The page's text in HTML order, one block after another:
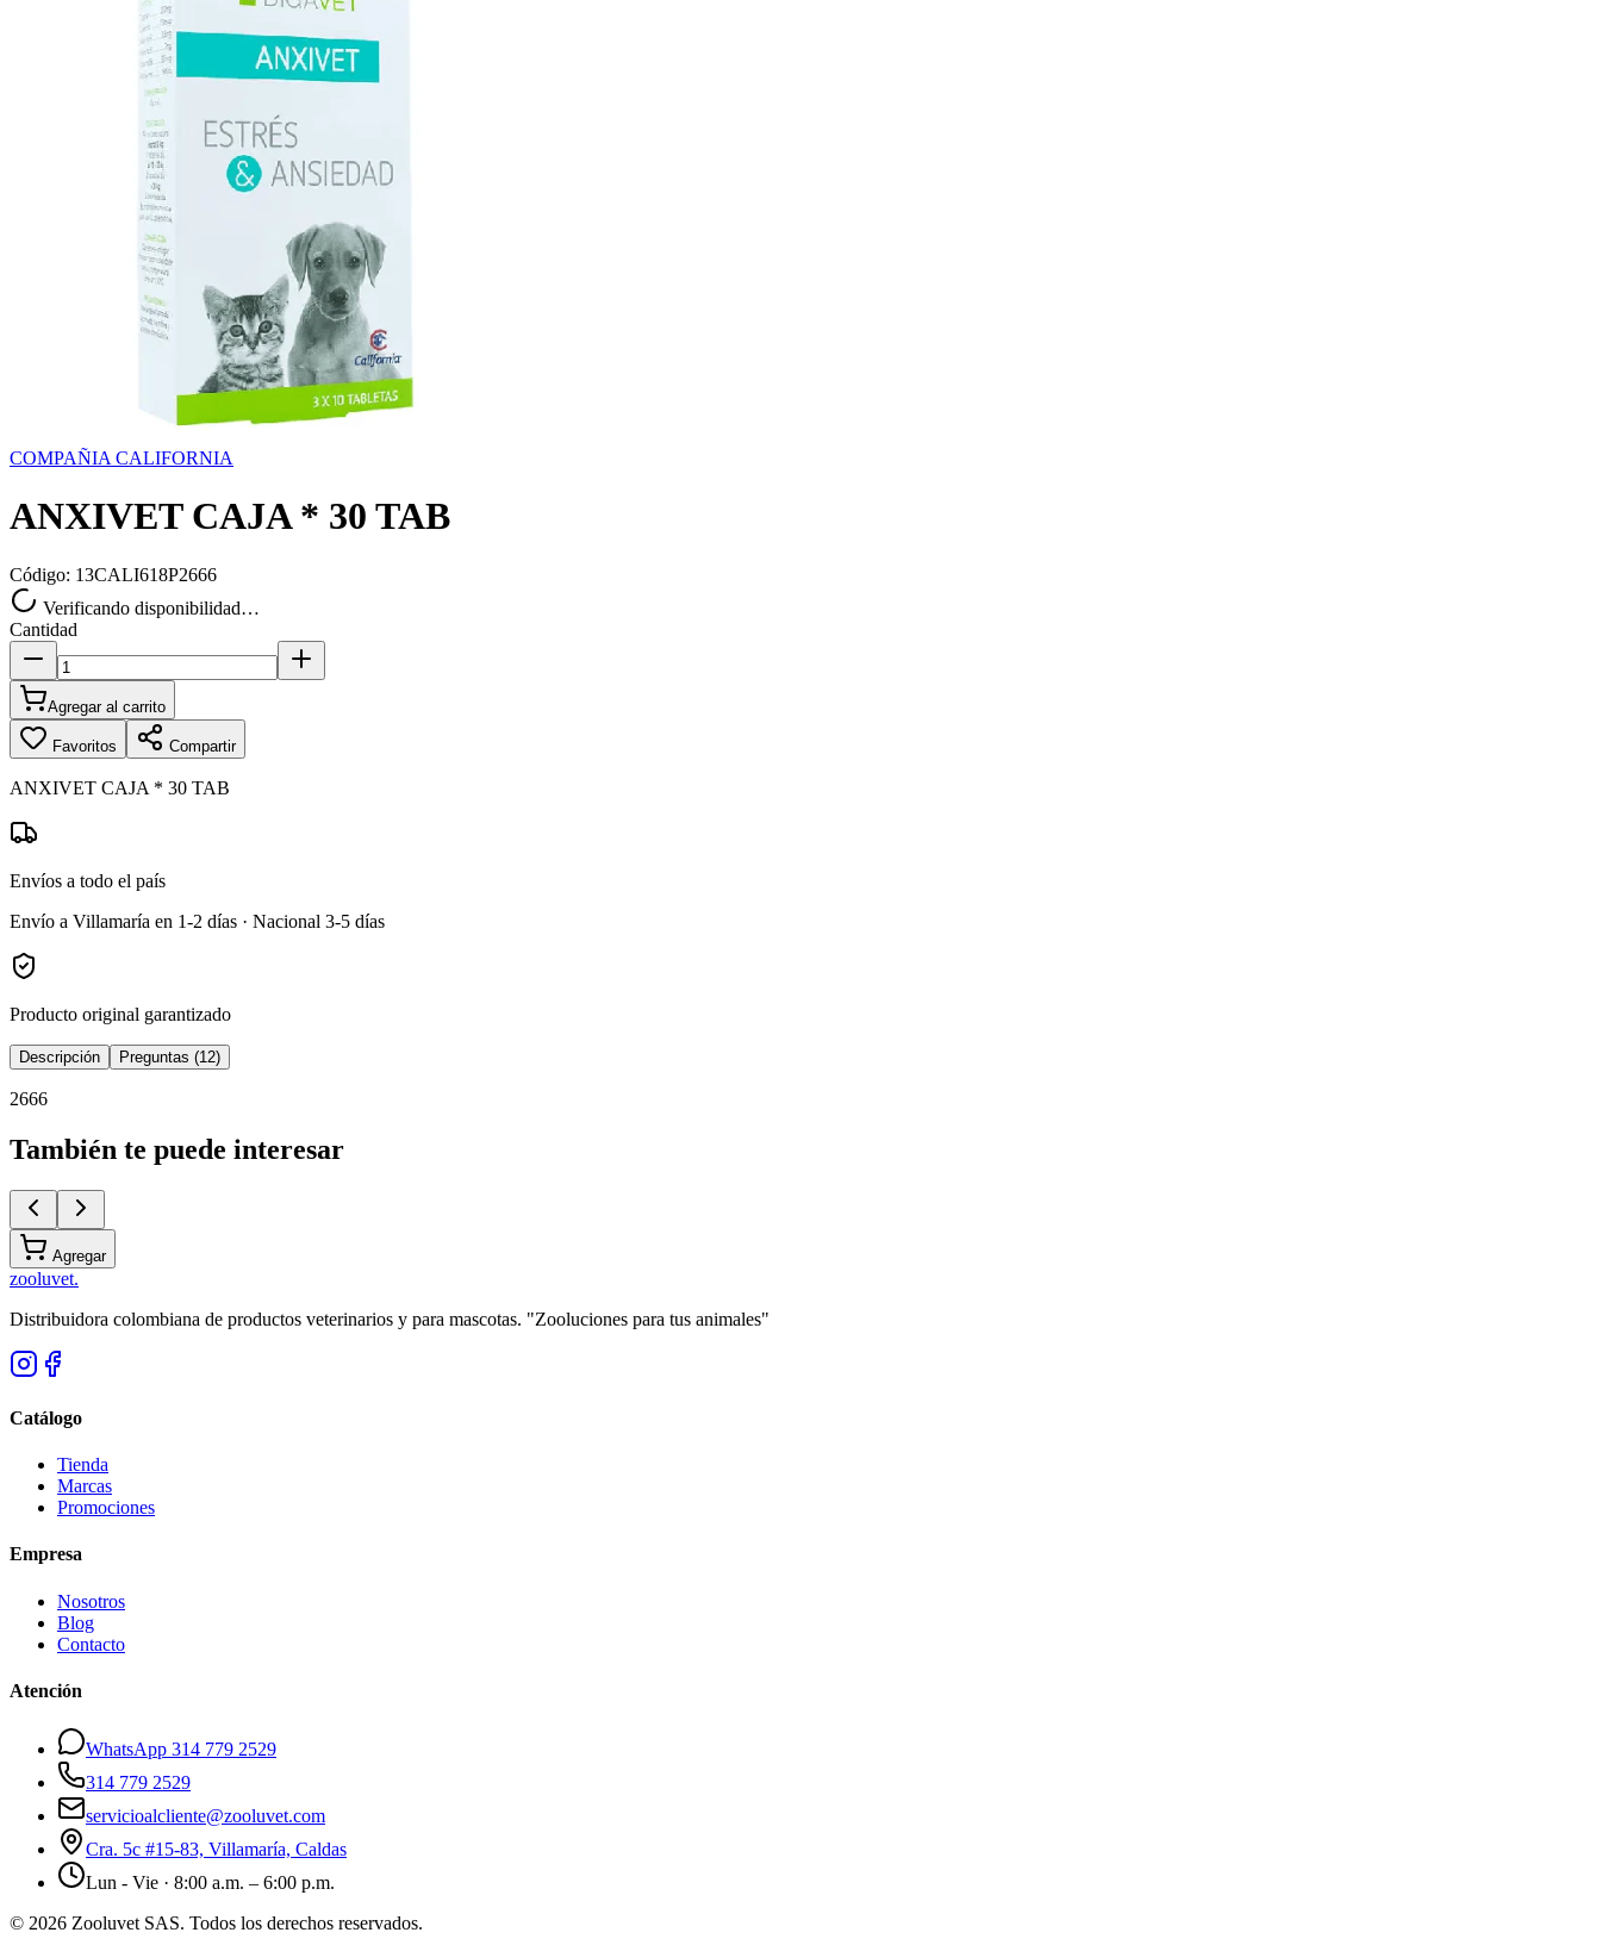
COMPAÑIA CALIFORNIA
ANXIVET CAJA * 30 TAB
Código: 13CALI618P2666
Verificando disponibilidad…
Cantidad
Agregar al carrito
Favoritos Compartir
ANXIVET CAJA * 30 TAB
Envíos a todo el país
Envío a Villamaría en 1-2 días · Nacional 3-5 días
Producto original garantizado
Descripción Preguntas (12)
2666
También te puede interesar
Agregar
zooluvet.
Distribuidora colombiana de productos veterinarios y para mascotas. "Zooluciones para tus animales"
Catálogo
Tienda
Marcas
Promociones
Empresa
Nosotros
Blog
Contacto
Atención
WhatsApp 314 779 2529
314 779 2529
servicioalcliente@zooluvet.com
Cra. 5c #15-83, Villamaría, Caldas
Lun - Vie · 8:00 a.m. – 6:00 p.m.
© 2026 Zooluvet SAS. Todos los derechos reservados.